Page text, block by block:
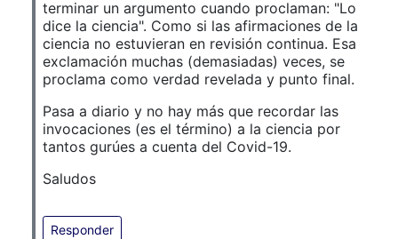
terminar un argumento cuando proclaman: "Lo
dice la ciencia". Como si las afirmaciones de la
ciencia no estuvieran en revisión continua. Esa
exclamación muchas (demasiadas) veces, se
proclama como verdad revelada y punto final.
Pasa a diario y no hay más que recordar las
invocaciones (es el término) a la ciencia por
tantos gurúes a cuenta del Covid-19.
Saludos
Responder